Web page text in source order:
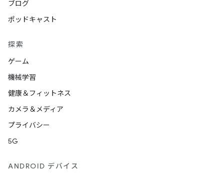
ブログ
ポッドキャスト
探索
ゲーム
機械学習
健康＆フィットネス
カメラ＆メディア
プライバシー
5G
ANDROID デバイス